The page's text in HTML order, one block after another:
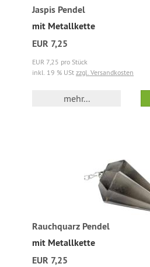
Jaspis Pendel
mit Metallkette
EUR 7,25
EUR 7,25 pro Stück
inkl. 19 % USt zzgl. Versandkosten
mehr...
Rauchquarz Pendel
mit Metallkette
EUR 7,25